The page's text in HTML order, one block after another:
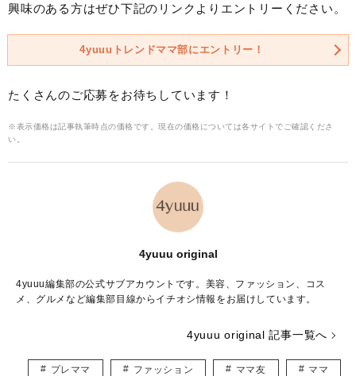
興味のある方はぜひ下記のリンクよりエントリーください。
4yuuuトレンドママ部にエントリー！
たくさんのご応募をお待ちしています！
※表示価格は記事執筆時点の価格です。現在の価格については各サイトでご確認くださ
い。
4yuuu original
4yuuu編集部の公式サブアカウントです。美容、ファッション、コス
メ、グルメなど編集部目線からイチオシ情報をお届けしています。
4yuuu original 記事一覧へ
プレママ ファッション ママ友 ママ